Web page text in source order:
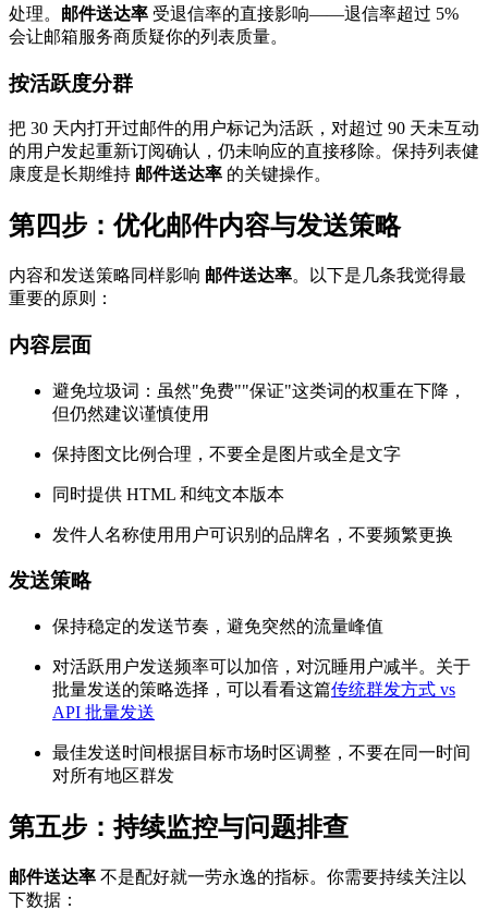
处理。 邮件送达率 受退信率的直接影响——退信率超过 5%
会让邮箱服务商质疑你的列表质量。
按活跃度分群
把 30 天内打开过邮件的用户标记为活跃，对超过 90 天未互动
的用户发起重新订阅确认，仍未响应的直接移除。保持列表健
康度是长期维持 邮件送达率 的关键操作。
第四步：优化邮件内容与发送策略
内容和发送策略同样影响 邮件送达率。以下是几条我觉得最
重要的原则：
内容层面
避免垃圾词：虽然"免费""保证"这类词的权重在下降，
但仍然建议谨慎使用
保持图文比例合理，不要全是图片或全是文字
同时提供 HTML 和纯文本版本
发件人名称使用用户可识别的品牌名，不要频繁更换
发送策略
保持稳定的发送节奏，避免突然的流量峰值
对活跃用户发送频率可以加倍，对沉睡用户减半。关于
批量发送的策略选择，可以看看这篇传统群发方式 vs
API 批量发送
最佳发送时间根据目标市场时区调整，不要在同一时间
对所有地区群发
第五步：持续监控与问题排查
邮件送达率 不是配好就一劳永逸的指标。你需要持续关注以
下数据：